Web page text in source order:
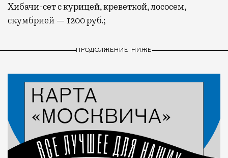
Хибачи-сет с курицей, креветкой, лососем,
скумбрией — 1200 руб.;
ПРОДОЛЖЕНИЕ НИЖЕ